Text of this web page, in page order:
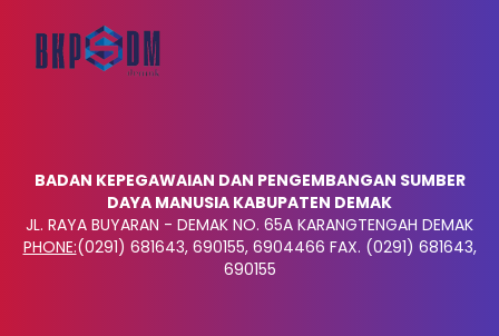
BADAN KEPEGAWAIAN DAN PENGEMBANGAN SUMBER
DAYA MANUSIA KABUPATEN DEMAK
JL. RAYA BUYARAN - DEMAK NO. 65A KARANGTENGAH DEMAK
PHONE:(0291) 681643, 690155, 6904466 FAX. (0291) 681643,
690155